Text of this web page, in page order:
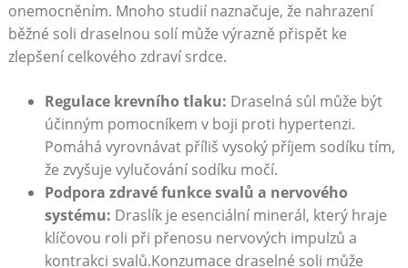
onemocněním. Mnoho studií naznačuje, že nahrazení
běžné soli draselnou solí může výrazně přispět ke
zlepšení celkového zdraví srdce.
Regulace krevního tlaku: Draselná sůl může být
účinným pomocníkem v boji proti hypertenzi.
Pomáhá vyrovnávat příliš vysoký příjem sodíku tím,
že zvyšuje vylučování sodíku močí.
Podpora zdravé funkce svalů a nervového
systému: Draslík je esenciální minerál, který hraje
klíčovou roli při přenosu nervových impulzů a
kontrakci svalů.Konzumace draselné soli může